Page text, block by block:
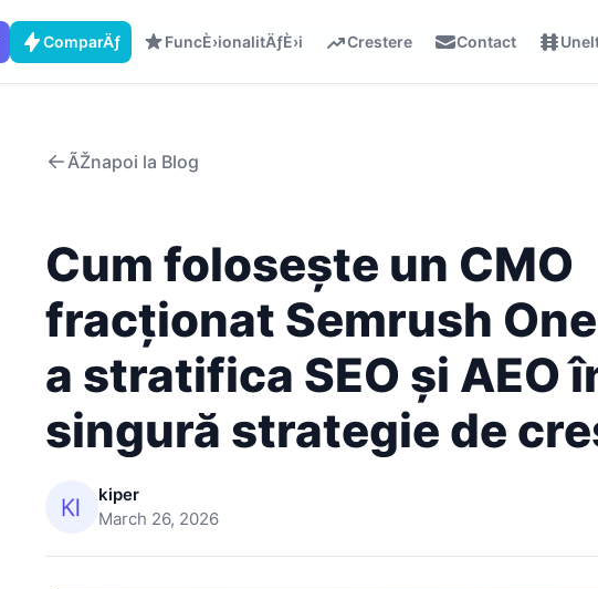
ComparÄƒ FuncÈ›ionalitÄƒÈ›i Crestere Contact
ÃŽnapoi la Blog
Cum folosește un CMO
fracționat Semrush
a stratifica SEO și AEO
singură strategie de
kiper
March 26, 2026